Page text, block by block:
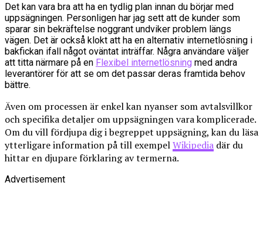
Det kan vara bra att ha en tydlig plan innan du börjar med
uppsägningen. Personligen har jag sett att de kunder som
sparar sin bekräftelse noggrant undviker problem längs
vägen. Det är också klokt att ha en alternativ internetlösning i
bakfickan ifall något oväntat inträffar. Några användare väljer
att titta närmare på en Flexibel internetlösning med andra
leverantörer för att se om det passar deras framtida behov
bättre.
Även om processen är enkel kan nyanser som avtalsvillkor
och specifika detaljer om uppsägningen vara komplicerade.
Om du vill fördjupa dig i begreppet uppsägning, kan du läsa
ytterligare information på till exempelWikipedia där du
hittar en djupare förklaring av termerna.
Advertisement